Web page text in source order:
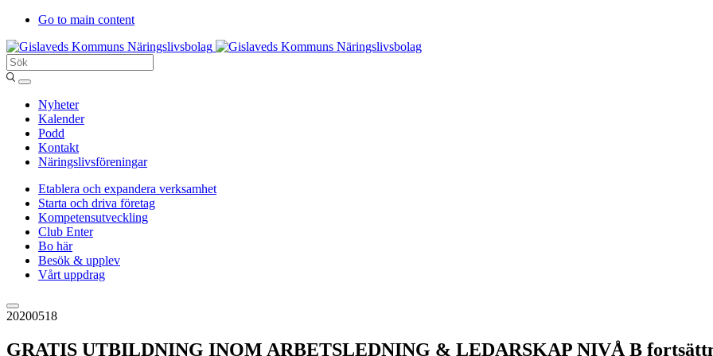
Go to main content
Sök
Entergislaved
Nyheter
Kalender
Podd
Kontakt
Näringslivsföreningar
Etablera och expandera verksamhet
Starta och driva företag
Kompetensutveckling
Club Enter
Bo här
Besök & upplev
Vårt uppdrag
20200518
GRATIS UTBILDNING INOM ARBETSLEDNING & LEDARSKAP NIVÅ B